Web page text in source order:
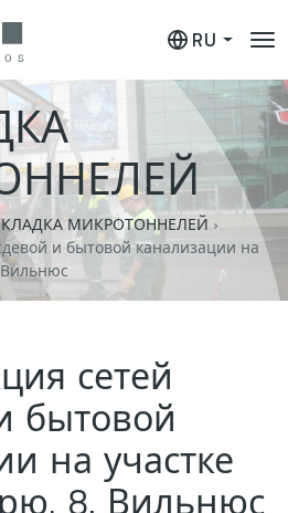
RU
МИКРОТОННЕЛЕЙ ›
и бытовой канализации на
сетей
бытовой
на участке
8, Вильнюс